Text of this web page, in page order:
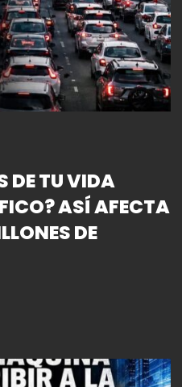
DE TU VIDA
ASÍ AFECTA
DE